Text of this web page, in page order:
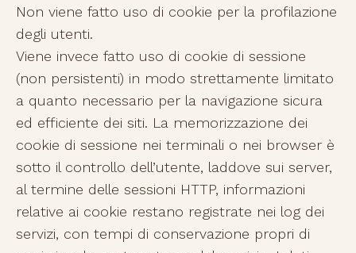
Non viene fatto uso di cookie per la profilazione
degli utenti.
Viene invece fatto uso di cookie di sessione
(non persistenti) in modo strettamente limitato
a quanto necessario per la navigazione sicura
ed efficiente dei siti. La memorizzazione dei
cookie di sessione nei terminali o nei browser è
sotto il controllo dell’utente, laddove sui server,
al termine delle sessioni HTTP, informazioni
relative ai cookie restano registrate nei log dei
servizi, con tempi di conservazione propri di